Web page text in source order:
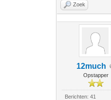
Zoek
12much
Opstapper
Berichten: 41